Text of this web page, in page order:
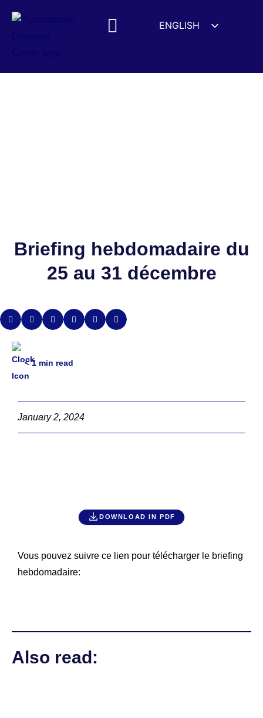
ENGLISH
Briefing hebdomadaire du
25 au 31 décembre
< 1 min read
January 2, 2024
DOWNLOAD IN PDF
Vous pouvez suivre ce lien pour télécharger le briefing
hebdomadaire:
Also read: